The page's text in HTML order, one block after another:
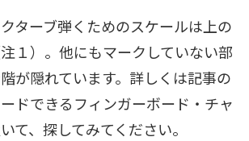
ターブ弾くためのスケールは上の
１）。他にもマークしていない部
が隠れています。詳しくは記事の
ドできるフィンガーボード・チャ
て、探してみてください。